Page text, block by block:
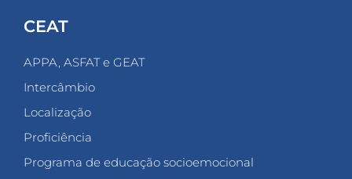
CEAT
APPA, ASFAT e GEAT
Intercâmbio
Localização
Proficiência
Programa de educação socioemocional